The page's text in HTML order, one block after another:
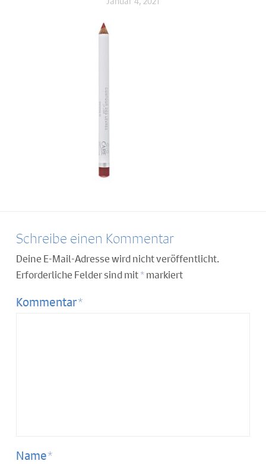
Schreibe einen Kommentar
Deine E-Mail-Adresse wird nicht veröffentlicht.
Erforderliche Felder sind mit*markiert
Kommentar*
Name*